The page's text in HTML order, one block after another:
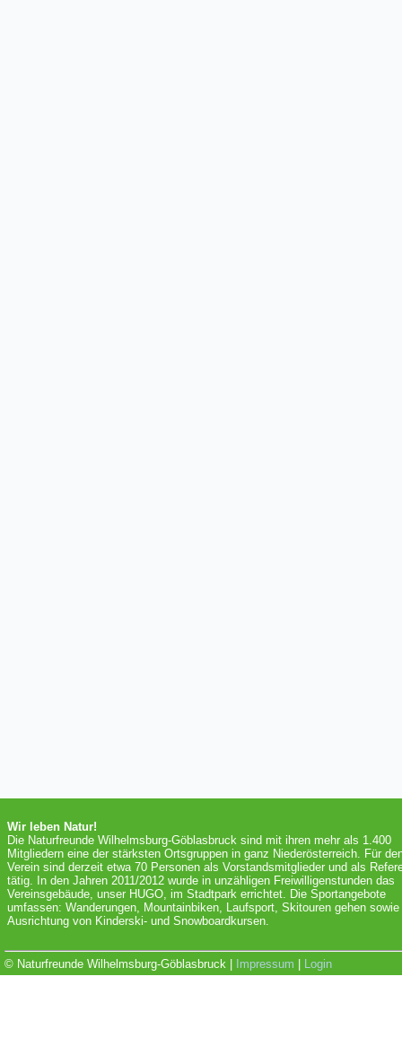
Wir leben Natur!
Die Naturfreunde Wilhelmsburg-Göblasbruck sind mit ihren mehr als 1.400
Mitgliedern eine der stärksten Ortsgruppen in ganz Niederösterreich. Für
Verein sind derzeit etwa 70 Personen als Vorstandsmitglieder und als
tätig. In den Jahren 2011/2012 wurde in unzähligen Freiwilligenstunden das
Vereinsgebäude, unser HUGO, im Stadtpark errichtet. Die Sportangebote
umfassen: Wanderungen, Mountainbiken, Laufsport, Skitouren gehen sowie
Ausrichtung von Kinderski- und Snowboardkursen.
© Naturfreunde Wilhelmsburg-Göblasbruck | Impressum Login